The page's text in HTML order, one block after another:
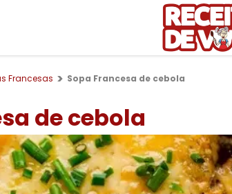
Francesas Sopa Francesa de cebola
de cebola